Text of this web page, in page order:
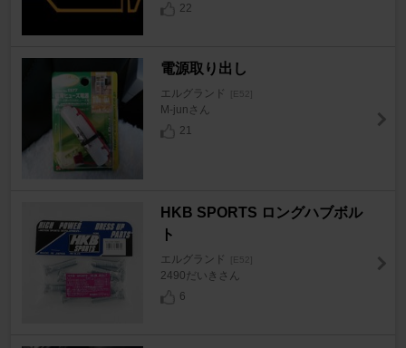
22
電源取り出し
エルグランド [E52]
M-junさん
21
HKB SPORTS ロングハブボル
ト
エルグランド [E52]
2490だいきさん
6